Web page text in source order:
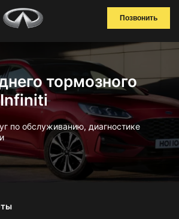
Позвонить
тормозного
по обслуживанию, диагностике